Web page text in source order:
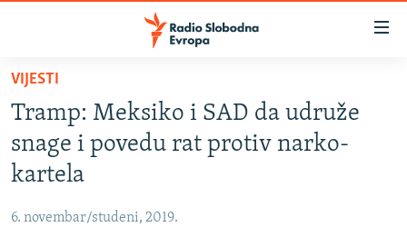
Pređite
glavni
sadržaj
Pređite
na
glavnu
BOSNA I HERCEGOVINA
SRBIJA
CRNA GORA
VIJESTI
Tramp: Meksiko i SAD da udruže
snage i povedu rat protiv narko-
kartela
6. novembar/studeni, 2019.